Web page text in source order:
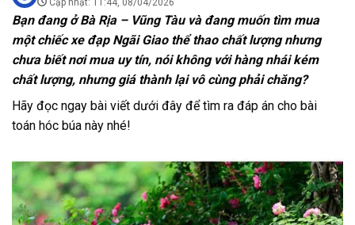
Bạn đang ở Bà Rịa – Vũng Tàu và đang muốn tìm mua
một chiếc xe đạp Ngãi Giao thể thao chất lượng nhưng
chưa biết nơi mua uy tín, nói không với hàng nhái kém
chất lượng, nhưng giá thành lại vô cùng phải chăng?
Hãy đọc ngay bài viết dưới đây để tìm ra đáp án cho bài
toán hóc búa này nhé!